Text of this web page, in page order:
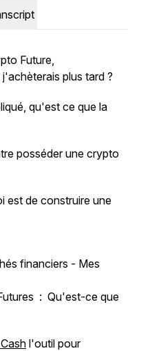
Future,
plus tard ?
qu'est ce que la
posséder une crypto
est de construire une
financiers - Mes
: Qu'est-ce que
l'outil pour